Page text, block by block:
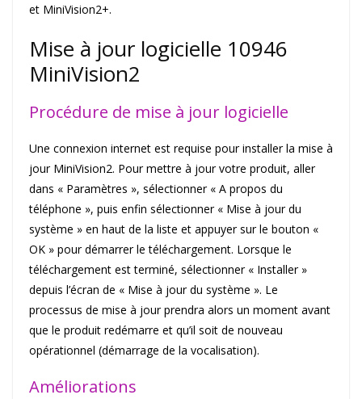
et MiniVision2+.
Mise à jour logicielle 10946
MiniVision2
Procédure de mise à jour logicielle
Une connexion internet est requise pour installer la mise à
jour MiniVision2. Pour mettre à jour votre produit, aller
dans « Paramètres », sélectionner « A propos du
téléphone », puis enfin sélectionner « Mise à jour du
système » en haut de la liste et appuyer sur le bouton «
OK » pour démarrer le téléchargement. Lorsque le
téléchargement est terminé, sélectionner « Installer »
depuis l’écran de « Mise à jour du système ». Le
processus de mise à jour prendra alors un moment avant
que le produit redémarre et qu’il soit de nouveau
opérationnel (démarrage de la vocalisation).
Améliorations